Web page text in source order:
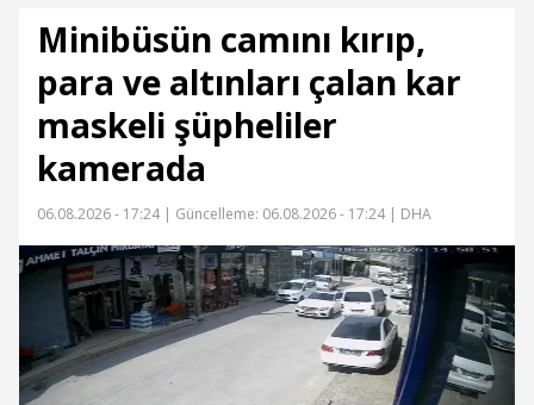
Minibüsün camını kırıp,
para ve altınları çalan kar
maskeli şüpheliler
kamerada
06.08.2026 - 17:24 | Güncelleme: 06.08.2026 - 17:24 | DHA